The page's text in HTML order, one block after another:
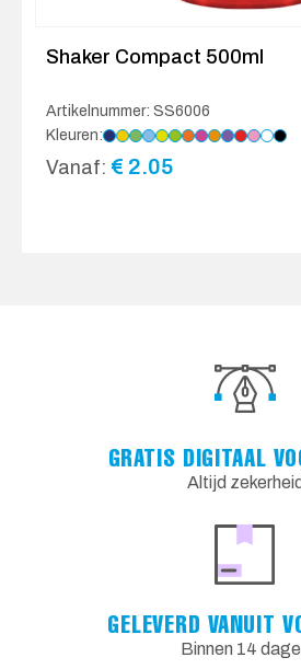
Shaker Compact 500ml
Artikelnummer: SS6006
Kleuren:
Vanaf: € 2.05
GRATIS DIGITAAL
Altijd zekerheid
GELEVERD VANUIT
Binnen 14